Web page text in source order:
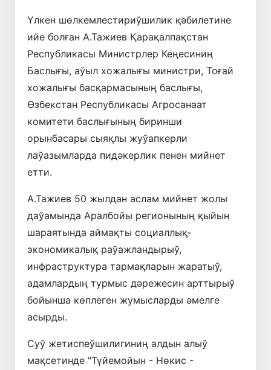
Үлкен шөлкемлестириўшилик қәбилетине
ийе болған А.Тажиев Қарақалпақстан
Республикасы Министрлер Кеңесиниң
Баслығы, аўыл хожалығы министри, Тоғай
хожалығы басқармасының баслығы,
Өзбекстан Республикасы Агросанаат
комитети баслығының биринши
орынбасары сыяқлы жуўапкерли
лаўазымларда пидәкерлик пенен мийнет
етти.
А.Тажиев 50 жылдан аслам мийнет жолы
даўамында Аралбойы регионының қыйын
шараятында аймақты социаллық-
экономикалық раўажландырыў,
инфраструктура тармақларын жаратыў,
адамлардың турмыс дәрежесин арттырыў
бойынша көплеген жумысларды әмелге
асырды.
Суў жетиспеўшилигиниң алдын алыў
мақсетинде "Түйемойын - Нөкис -